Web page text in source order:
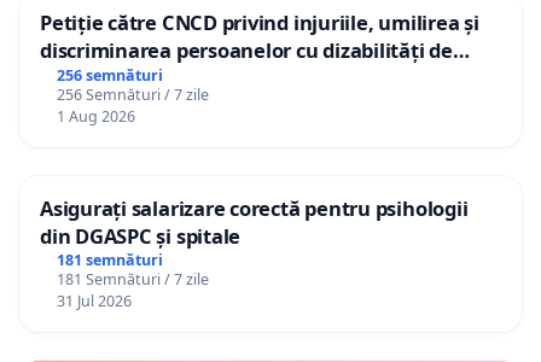
Petiție către CNCD privind injuriile, umilirea și
discriminarea persoanelor cu dizabilități de
către utilizatorul TikTok „Gorici”
256 semnături
256 Semnături / 7 zile
1 Aug 2026
Asigurați salarizare corectă pentru psihologii
din DGASPC și spitale
181 semnături
181 Semnături / 7 zile
31 Jul 2026